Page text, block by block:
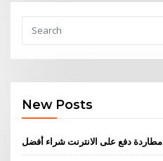
New Posts
مطاردة دفع على الانترنت شراء أفضل